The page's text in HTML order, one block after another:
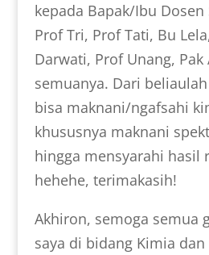
kepada Bapak/Ibu Dosen
Prof Tri, Prof Tati, Bu
Darwati, Prof Unang, Pak
semuanya. Dari
bisa maknani/ngafsahi
khususnya maknani
hingga mensyarahi hasil
hehehe, terimakasih!
Akhiron, semoga semua
saya di bidang Kimia